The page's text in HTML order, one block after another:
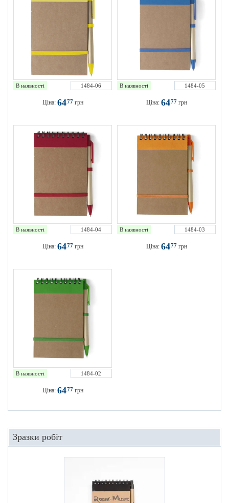
В наявності 1484-06
Ціна: 6477 грн
В наявності 1484-05
Ціна: 6477 грн
В наявності 1484-04
Ціна: 6477 грн
В наявності 1484-03
Ціна: 6477 грн
В наявності 1484-02
Ціна: 6477 грн
Зразки робіт